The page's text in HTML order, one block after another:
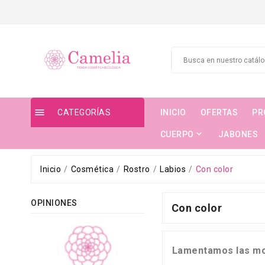
 CATEGORÍAS INICIO OFERTAS
CUERPO  JABONES
Inicio Cosmética Rostro Labios Con color
OPINIONES Con color
Lamentamos las